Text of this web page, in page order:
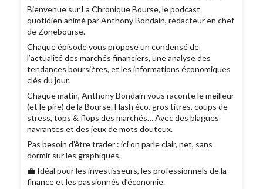
Bienvenue sur La Chronique Bourse, le podcast
quotidien animé par Anthony Bondain, rédacteur en chef
de Zonebourse.
Chaque épisode vous propose un condensé de
l’actualité des marchés financiers, une analyse des
tendances boursières, et les informations économiques
clés du jour.
Chaque matin, Anthony Bondain vous raconte le meilleur
(et le pire) de la Bourse. Flash éco, gros titres, coups de
stress, tops & flops des marchés… Avec des blagues
navrantes et des jeux de mots douteux.
Pas besoin d’être trader : ici on parle clair, net, sans
dormir sur les graphiques.
💼 Idéal pour les investisseurs, les professionnels de la
finance et les passionnés d’économie.